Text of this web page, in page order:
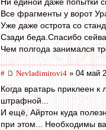
Ни единой даже попытки
Все фрагменты у ворот
Уже даже острота со
Сзади беда.Спасибо
Чем полгода занимался
# Nevladimirovi4 » 04 май
Когда вратарь приклеен
штрафной...
И ещё, Айртон куда
при этом... Необходимы